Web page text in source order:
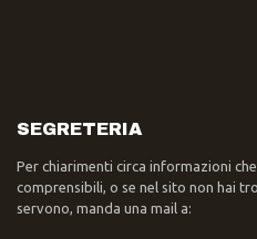
SEGRETERIA
Per chiarimenti circa informazioni
comprensibili, o se nel sito non hai
servono, manda una mail a: